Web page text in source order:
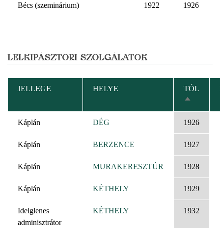
Bécs (szeminárium) 1922 1926
LELKIPÁSZTORI SZOLGÁLATOK
JELLEGE HELYE
TÓL
Káplán DÉG 1926
Káplán BERZENCE 1927
Káplán MURAKERESZTÚR 1928
Káplán KÉTHELY 1929
Ideiglenes
adminisztrátor
KÉTHELY 1932